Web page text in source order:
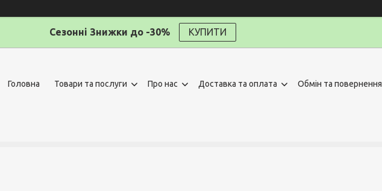
Сезонні Знижки до -30% КУПИТИ
Головна Товари та послуги Про нас Доставка та оплата Обмін та повернення